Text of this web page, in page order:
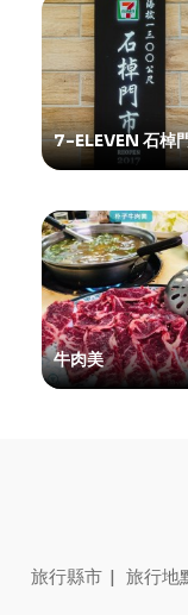
7-ELEVEN 石棹
牛肉美
旅行縣市| 旅行地